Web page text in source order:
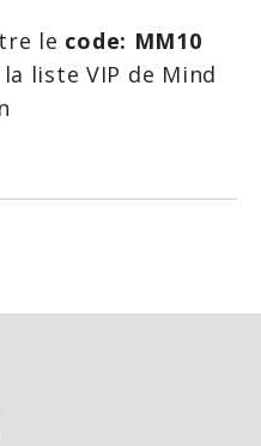
le code: MM10
liste VIP de Mind